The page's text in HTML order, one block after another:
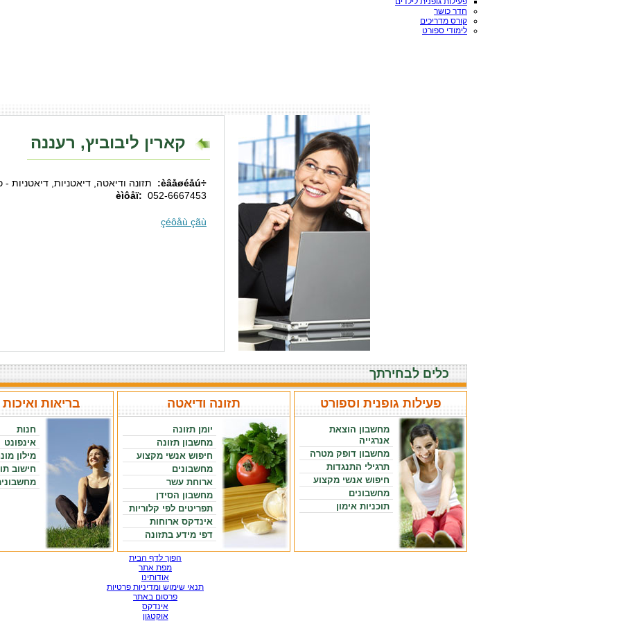
חדר כושר
קורס מדריכים
לימודי ספורט
קארין ליבוביץ, רעננה
÷èâåøéåú:
תזונה ודיאטה, דיאטניות, דיאטניות -
èìôåï: 052-6667453
çéôåù çãù
כלים לבחירתך
פעילות גופנית וספורט
מחשבון הוצאת
אנרגייה
מחשבון דופק מטרה
תרגילי התנגדות
חיפוש אנשי מקצוע
מחשבונים
תוכניות אימון
תזונה ודיאטה
יומן תזונה
מחשבון תזונה
חיפוש אנשי מקצוע
מחשבונים
ארוחת עשר
מחשבון הסידן
תפריטים לפי קלוריות
אינדקס ארוחות
דפי מידע בתזונה
בריאות
חנות
אינפונט
מילון
חישוב
הפוך לדף הבית
מפת אתר
אודותינו
תנאי שימוש ומדיניות פרטיות
פרסום באתר
אינדקס
אוקטגון